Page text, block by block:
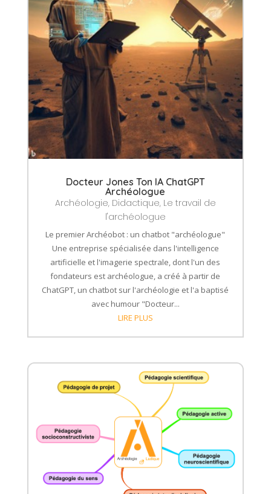
Docteur Jones Ton IA ChatGPT
Archéologue
Archéologie, Didactique, Le travail de
l'archéologue
Le premier Archéobot : un chatbot "archéologue"
Une entreprise spécialisée dans l'intelligence
artificielle et l'imagerie spectrale, dont l'un des
fondateurs est archéologue, a créé à partir de
ChatGPT, un chatbot sur l'archéologie et l'a baptisé
avec humour "Docteur...
LIRE PLUS